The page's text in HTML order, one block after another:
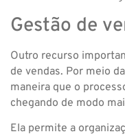
Gestão de
Outro recurso
de vendas. Por meio
maneira que o
chegando de modo
Ela permite a